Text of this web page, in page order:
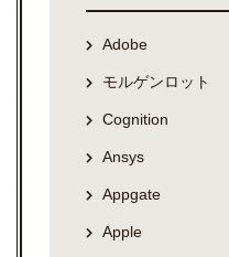
Adobe
モルゲンロット
Cognition
Ansys
Appgate
Apple